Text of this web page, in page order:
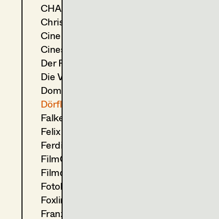
CHA-RAK-TER Couture
Christine Danninger
Cine Tirol Film Commission
Cinestyria Filmcommission
Der Fundus
Die Verleihonkels
Dominic "Lupo" Plainer
Dörflinger Peter
Falkenberg - DI Christian Frenslich
Felix Farberger
Ferdinand Prinz
FilmConsult
Filmquartier
Fotoloft.at
Foxline - Renate Denk
Franz Gebetsberger